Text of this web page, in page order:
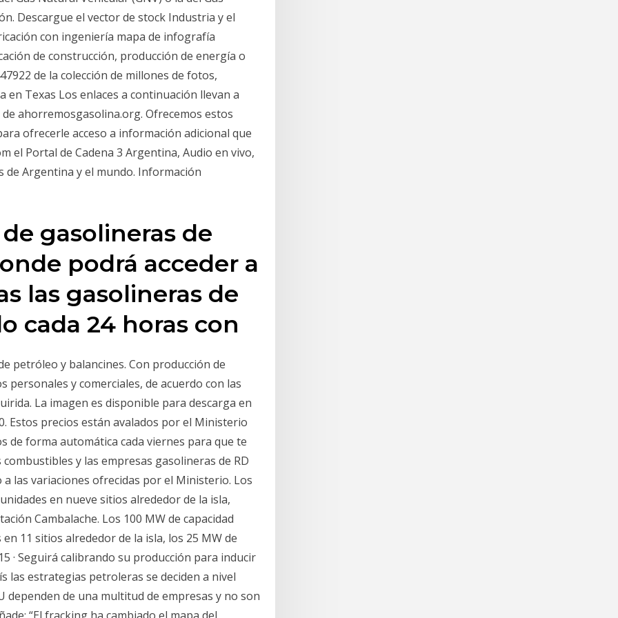
Descargue el vector de stock Industria y el
con ingeniería mapa de infografía
de construcción, producción de energía o
de la colección de millones de fotos,
en Texas Los enlaces a continuación llevan a
ahorremosgasolina.org. Ofrecemos estos
ofrecerle acceso a información adicional que
el Portal de Cadena 3 Argentina, Audio en vivo,
Argentina y el mundo. Información
gasolineras de
podrá acceder a
las gasolineras de
cada 24 horas con
petróleo y balancines. Con producción de
y comerciales, de acuerdo con las
La imagen es disponible para descarga en
Estos precios están avalados por el Ministerio
de forma automática cada viernes para que te
y las empresas gasolineras de RD
las variaciones ofrecidas por el Ministerio. Los
en nueve sitios alrededor de la isla,
Cambalache. Los 100 MW de capacidad
11 sitios alrededor de la isla, los 25 MW de
· Seguirá calibrando su producción para inducir
las estrategias petroleras se deciden a nivel
dependen de una multitud de empresas y no son